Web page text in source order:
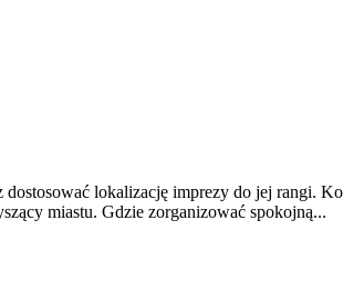
lokalizację imprezy do jej rangi.
miastu. Gdzie zorganizować spokojną...